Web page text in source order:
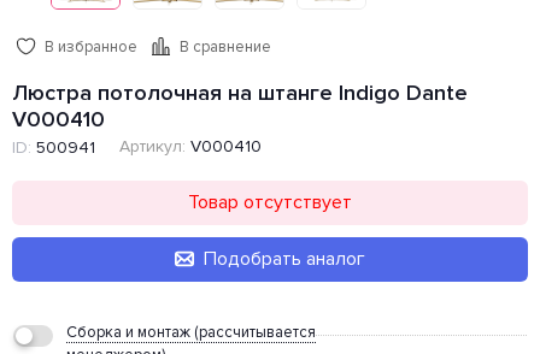
В избранное В сравнение
Люстра потолочная на штанге Indigo Dante
V000410
ID: 500941 Артикул: V000410
Товар отсутствует
Подобрать аналог
Сборка и монтаж (рассчитывается